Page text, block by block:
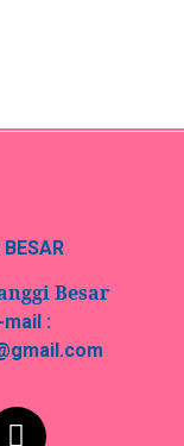
Besar
mail :